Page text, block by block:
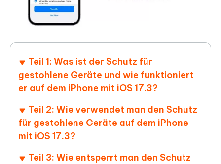
Teil 1: Was ist der Schutz für
gestohlene Geräte und wie funktioniert
er auf dem iPhone mit iOS 17.3?
Teil 2: Wie verwendet man den Schutz
für gestohlene Geräte auf dem iPhone
mit iOS 17.3?
Teil 3: Wie entsperrt man den Schutz